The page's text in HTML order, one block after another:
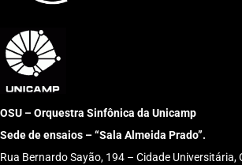
OSU – Orquestra Sinfônica da Unicamp
Sede de ensaios – “Sala Almeida Prado”.
Rua Bernardo Sayão, 194 – Cidade Universitária,